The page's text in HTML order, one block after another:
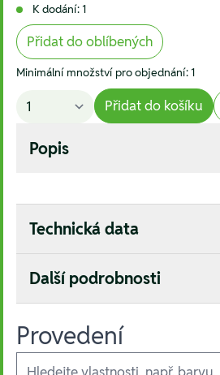
K dodání: 1
Přidat do oblíbených
Minimální množství pro objednání: 1
Přidat do košíku
Popis
Technická data
Další podrobnosti
Provedení
Ausführungen